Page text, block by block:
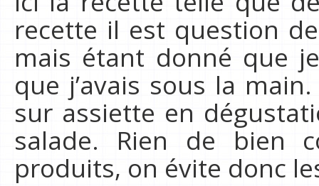
recette il est question
mais étant donné que
que j’avais sous la
sur assiette en
salade. Rien de bien
produits, on évite donc